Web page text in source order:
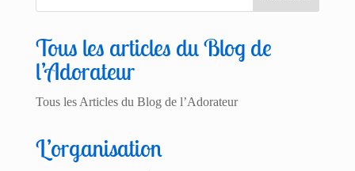
Tous les articles du Blog de
l’Adorateur
Tous les Articles du Blog de l’Adorateur
L’organisation